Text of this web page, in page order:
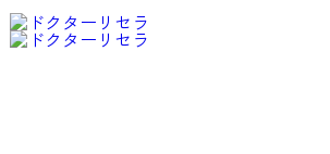
Dr.Recella Academy
について